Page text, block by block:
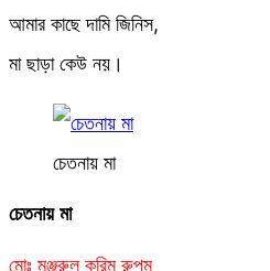
আমার কাছে দামি জিনিস,
মা ছাড়া কেউ নয়।
চেতনায় মা
চেতনায় মা
মোঃ মঞ্জুরুল করিম রুপম